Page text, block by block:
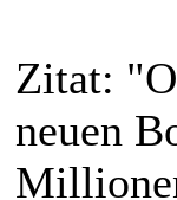
Zitat:
neuen